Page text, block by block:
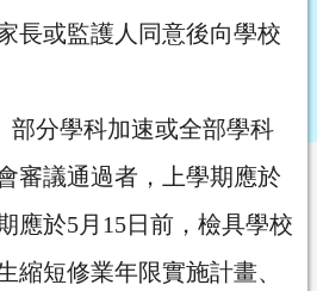
長或監護人同意後向學校
部分學科加速或全部學科
審議通過者，上學期應於
應於5月15日前，檢具學校
縮短修業年限實施計畫、